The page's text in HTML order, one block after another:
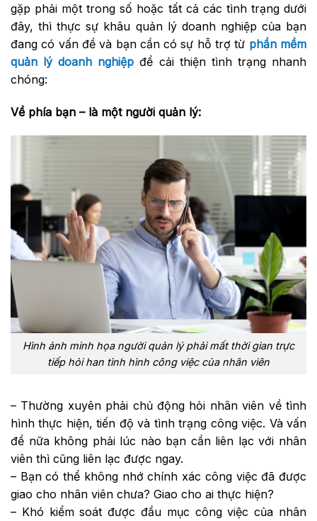
gặp phải một trong số hoặc tất cả các tình trạng dưới
đây, thì thực sự khâu quản lý doanh nghiệp của bạn
đang có vấn đề và bạn cần có sự hỗ trợ từ phần mềm
quản lý doanh nghiệp để cải thiện tình trạng nhanh
chóng:
Về phía bạn – là một người quản lý:
Hình ảnh minh họa người quản lý phải mất thời gian trực
tiếp hỏi han tình hình công việc của nhân viên
– Thường xuyên phải chủ động hỏi nhân viên về tình
hình thực hiện, tiến độ và tình trạng công việc. Và vấn
đề nữa không phải lúc nào bạn cần liên lạc với nhân
viên thì cũng liên lạc được ngay.
– Bạn có thể không nhớ chính xác công việc đã được
giao cho nhân viên chưa? Giao cho ai thực hiện?
– Khó kiểm soát được đầu mục công việc của nhân